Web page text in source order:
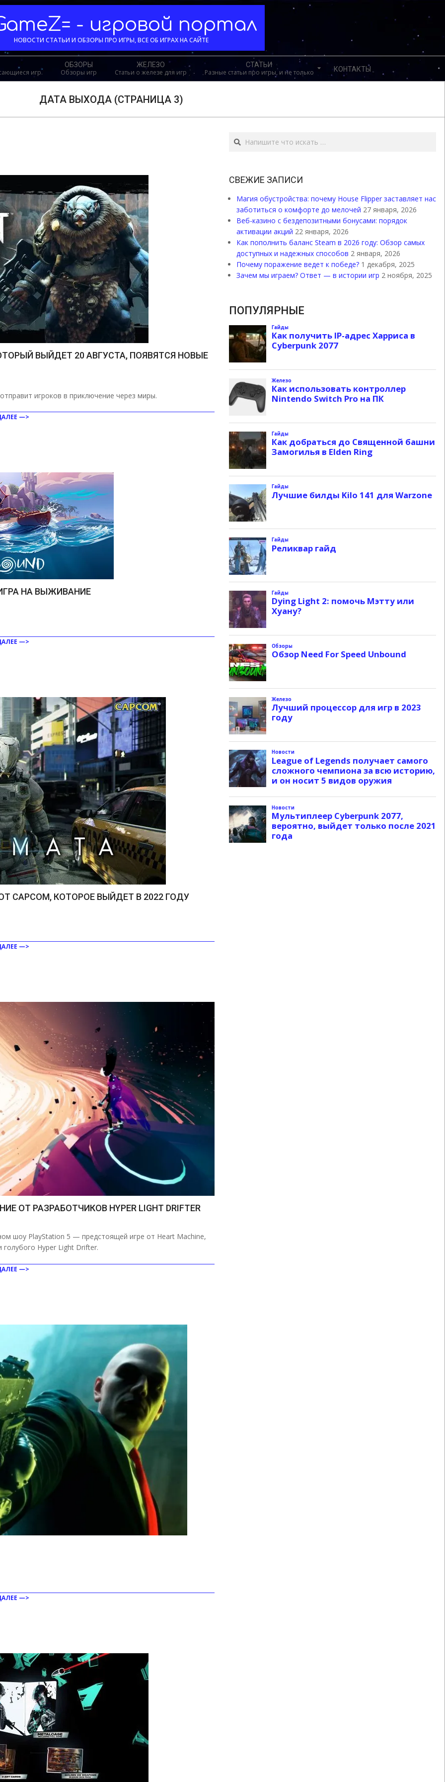
- игровой портал
НОВОСТИ СТАТЬИ И ОБЗОРЫ ПРО ИГРЫ, ВСЕ ОБ ИГРАХ НА САЙТЕ
игр.
ОБЗОРЫ
Обзоры игр
ЖЕЛЕЗО
Статьи о железе для игр
СТАТЬИ
Разные статьи про игры, и не только КОНТАКТЫ
ДАТА ВЫХОДА (СТРАНИЦА 3)
КОТОРЫЙ ВЫЙДЕТ 20 АВГУСТА, ПОЯВЯТСЯ НОВЫЕ
игроков в приключение через миры.
—>
ИГРА НА ВЫЖИВАНИЕ
—>
CAPCOM, КОТОРОЕ ВЫЙДЕТ В 2022 ГОДУ
—>
ОТ РАЗРАБОТЧИКОВ HYPER LIGHT DRIFTER
шоу PlayStation 5 — предстоящей игре от Heart Machine,
Hyper Light Drifter.
—>
—>
Поиск
СВЕЖИЕ ЗАПИСИ
Магия обустройства: почему House Flipper заставляет нас
заботиться о комфорте до мелочей 27 января, 2026
Веб-казино с бездепозитными бонусами: порядок
активации акций 22 января, 2026
Как пополнить баланс Steam в 2026 году: Обзор самых
доступных и надежных способов 2 января, 2026
Почему поражение ведет к победе? 1 декабря, 2025
Зачем мы играем? Ответ — в истории игр 2 ноября, 2025
ПОПУЛЯРНЫЕ